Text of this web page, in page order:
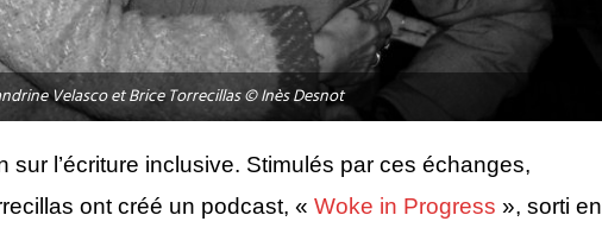
Velasco et Brice Torrecillas © Inès Desnot
sur l’écriture inclusive. Stimulés par ces échanges,
ont créé un podcast, « Woke in Progress », sorti en